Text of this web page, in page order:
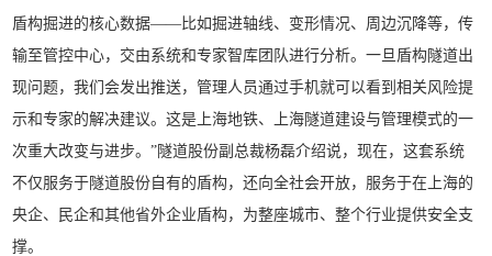
盾构掘进的核心数据——比如掘进轴线、变形情况、周边沉降等，传
输至管控中心，交由系统和专家智库团队进行分析。一旦盾构隧道出
现问题，我们会发出推送，管理人员通过手机就可以看到相关风险提
示和专家的解决建议。这是上海地铁、上海隧道建设与管理模式的一
次重大改变与进步。”隧道股份副总裁杨磊介绍说，现在，这套系统
不仅服务于隧道股份自有的盾构，还向全社会开放，服务于在上海的
央企、民企和其他省外企业盾构，为整座城市、整个行业提供安全支
撑。